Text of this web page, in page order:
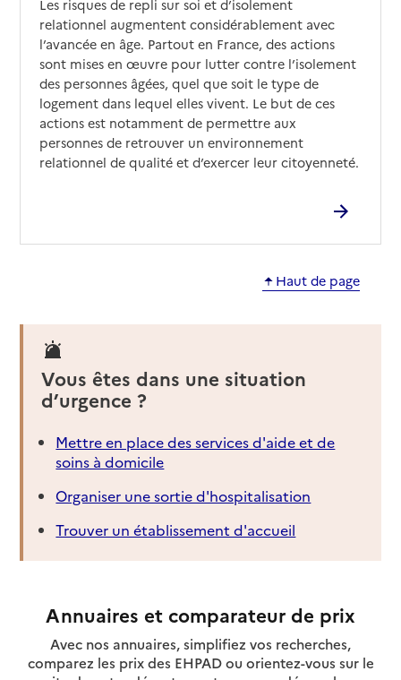
Les risques de repli sur soi et d’isolement
relationnel augmentent considérablement avec
l’avancée en âge. Partout en France, des actions
sont mises en œuvre pour lutter contre l’isolement
des personnes âgées, quel que soit le type de
logement dans lequel elles vivent. Le but de ces
actions est notamment de permettre aux
personnes de retrouver un environnement
relationnel de qualité et d’exercer leur citoyenneté.
Haut de page
Vous êtes dans une situation
d’urgence ?
Mettre en place des services d'aide et de
soins à domicile
Organiser une sortie d'hospitalisation
Trouver un établissement d'accueil
Annuaires et comparateur de prix
Avec nos annuaires, simplifiez vos recherches,
comparez les prix des EHPAD ou orientez-vous sur le